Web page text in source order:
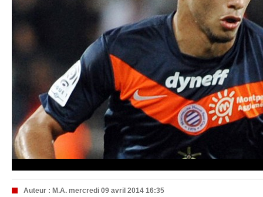
Auteur : M.A. mercredi 09 avril 2014 16:35